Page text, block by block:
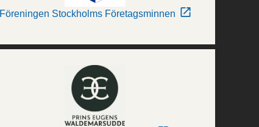
Föreningen Stockholms Företagsminnen